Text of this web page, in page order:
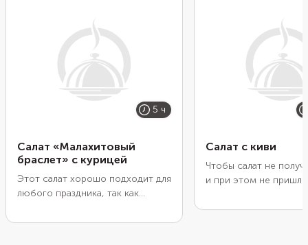
5 ч
Салат «Малахитовый
браслет» с курицей
Этот салат хорошо подходит для
любого праздника, так как
благодаря тонким ломтикам
Салат с киви
Чтобы салат не
и при этом не
качестве мясной